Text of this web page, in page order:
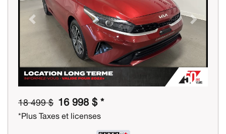
Previous Next
18 499 $ 16 998 $ *
*Plus Taxes et licenses